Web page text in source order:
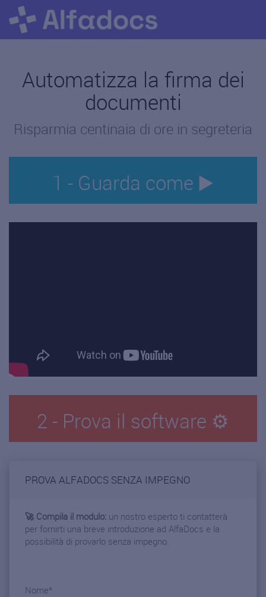
Automatizza la firma dei
documenti
Risparmia centinaia di ore in segreteria
1 - Guarda come ▶️
2 - Prova il software ⚙️
PROVA ALFADOCS SENZA IMPEGNO
🚀 Compila il modulo: un nostro esperto ti contatterà
per fornirti una breve introduzione ad AlfaDocs e la
possibilità di provarlo senza impegno.
Nome*